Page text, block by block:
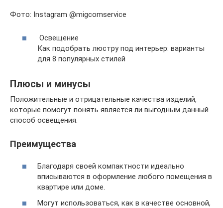
Фото: Instagram @migcomservice
Освещение
Как подобрать люстру под интерьер: варианты
для 8 популярных стилей
Плюсы и минусы
Положительные и отрицательные качества изделий,
которые помогут понять является ли выгодным данный
способ освещения.
Преимущества
Благодаря своей компактности идеально
вписываются в оформление любого помещения в
квартире или доме.
Могут использоваться, как в качестве основной,